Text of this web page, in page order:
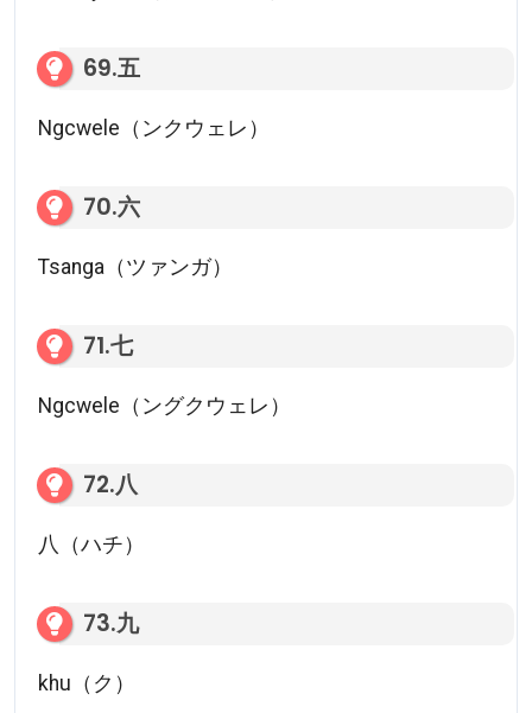
69.五
Ngcwele（ンクウェレ）
70.六
Tsanga（ツァンガ）
71.七
Ngcwele（ングクウェレ）
72.八
八（ハチ）
73.九
khu（ク）